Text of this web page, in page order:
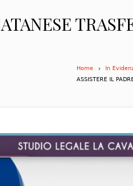
Home In
ASSISTERE IL